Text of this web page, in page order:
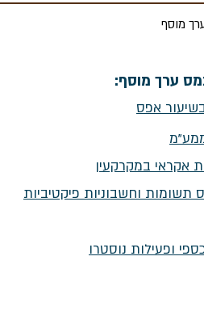
מוסף
ערך מוסף:
אפס
אקראי במקרקעין
תשומות וחשבוניות פיקטיביות
ופעילות נוסטרו